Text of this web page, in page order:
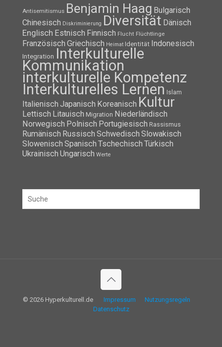
Antisemitismus Benjamin Haag Bulgarisch
Chinesisch Diskriminierung Diversität Dänisch
Englisch Estnisch Finnisch Flucht Flüchtlinge
Französisch Griechisch Heimat Identität Indonesisch
Integration Interkulturelle
Kommunikation
interkulturelle Kompetenz
Interkulturelles Lernen Islam
Italienisch Japanisch Koreanisch Kultur
Lettisch Litauisch Migration Niederländisch
Norwegisch Polnisch Portugiesisch Rassismus
Rumänisch Russisch Schwedisch Slowakisch
Slowenisch Spanisch Tschechisch Türkisch
Ukrainisch Ungarisch Werte
© 2026 Hyperkulturell.de Impressum
Nutzungsregeln
Datenschutz